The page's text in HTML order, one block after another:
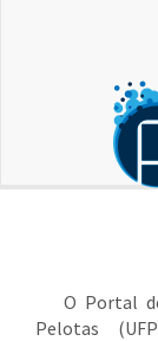
O Portal
Pelotas